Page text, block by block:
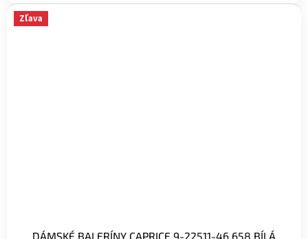
Zľava
DÁMSKÉ BALERÍNY CAPRICE 9-22511-46 658 BÍLÁ